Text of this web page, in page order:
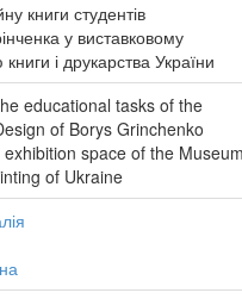
книги студентів
у виставковому
і друкарства України
educational tasks of the
of Borys Grinchenko
space of the
of Ukraine